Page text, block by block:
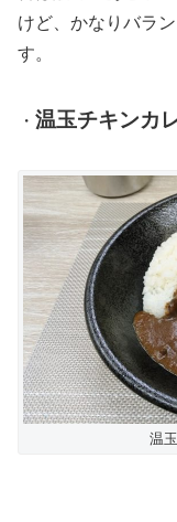
けど、かなりバラ
す。
・ 温玉チキンカ
温